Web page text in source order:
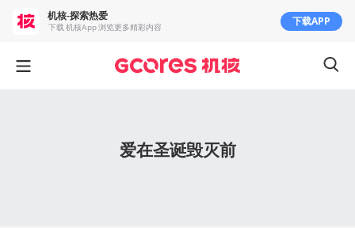
爱在圣诞毁灭前
机核-探索热爱
下载 机核App 浏览更多精彩内容 下载APP